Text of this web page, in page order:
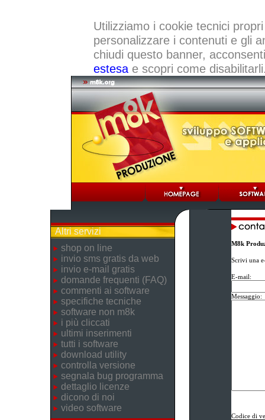
Utilizziamo i cookie tecnici
personalizzare i contenuti e gli
chiudi questo banner,
estesae scopri come
Altri servizi
shop on line
invio sms gratis da web
invio e-mail gratis
domande frequenti (FAQ)
commenti ai software
specifiche tecniche
software non m8k
i più cliccati
ultimi inserimenti
tutti i software
download utility
controlla versione
segnala bug programma
dettaglio licenze
dicono di noi
video software
M8k
Scrivi una
E-mail:
Messaggio:
Codice di